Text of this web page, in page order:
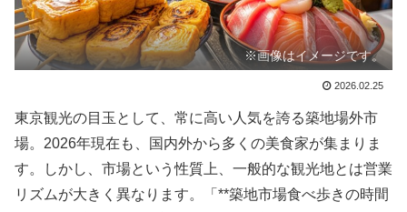
※画像はイメージです。
2026.02.25
東京観光の目玉として、常に高い人気を誇る築地場外市
場。2026年現在も、国内外から多くの美食家が集まりま
す。しかし、市場という性質上、一般的な観光地とは営業
リズムが大きく異なります。「**築地市場食べ歩きの時間